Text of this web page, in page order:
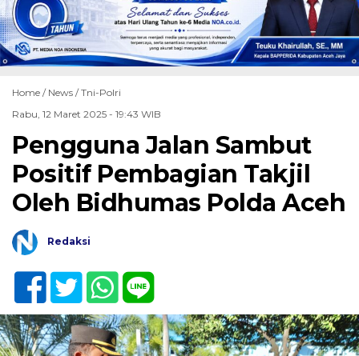
Home / News /Tni-Polri
Rabu, 12 Maret 2025 - 19:43 WIB
Pengguna Jalan Sambut
Positif Pembagian Takjil
Oleh Bidhumas Polda Aceh
Redaksi